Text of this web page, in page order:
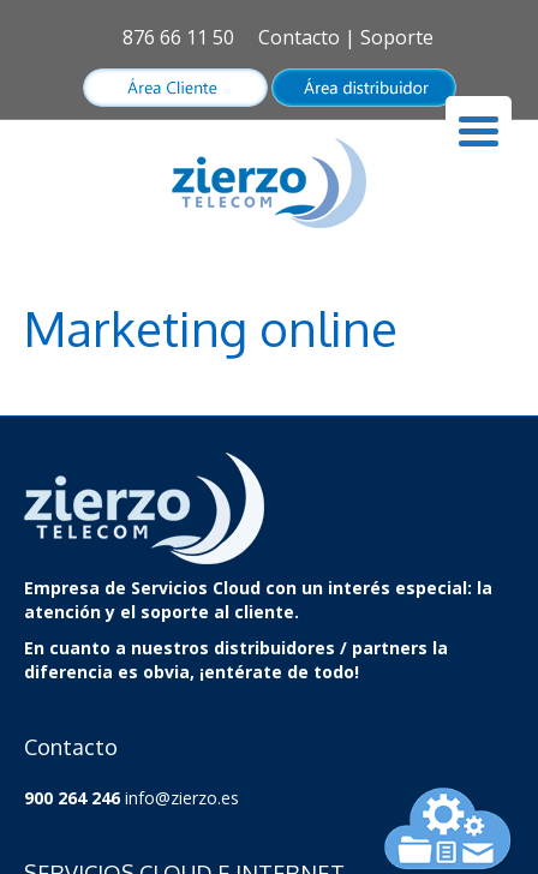
876 66 11 50 Contacto | Soporte
Marketing online
Empresa de Servicios Cloud con un interés especial: la
atención y el soporte al cliente.
En cuanto a nuestros distribuidores / partners la
diferencia es obvia, ¡entérate de todo!
Contacto
900 264 246info@zierzo.es